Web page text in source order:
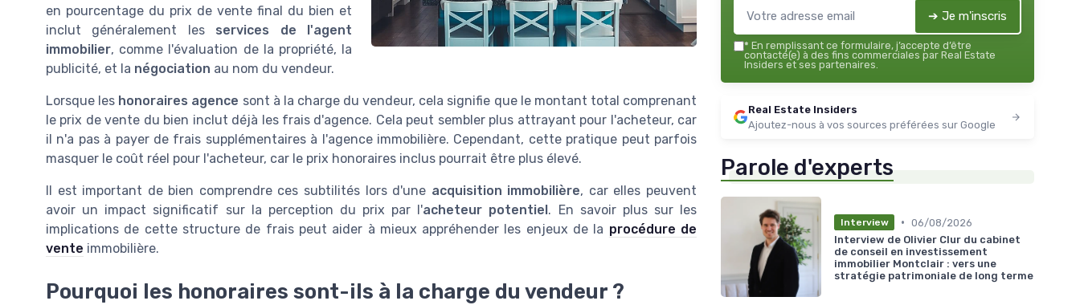
en pourcentage du prix de vente final du bien et
inclut généralement les services de l'agent
immobilier, comme l'évaluation de la propriété, la
publicité, et la négociation au nom du vendeur.
Lorsque les honoraires agence sont à la charge du vendeur, cela signifie que le montant total comprenant
le prix de vente du bien inclut déjà les frais d'agence. Cela peut sembler plus attrayant pour l'acheteur, car
il n'a pas à payer de frais supplémentaires à l'agence immobilière. Cependant, cette pratique peut parfois
masquer le coût réel pour l'acheteur, car le prix honoraires inclus pourrait être plus élevé.
Il est important de bien comprendre ces subtilités lors d'une acquisition immobilière, car elles peuvent
avoir un impact significatif sur la perception du prix par l'acheteur potentiel. En savoir plus sur les
implications de cette structure de frais peut aider à mieux appréhender les enjeux de la procédure de
vente immobilière.
Pourquoi les honoraires sont-ils à la charge du vendeur ?
➔ Je m'inscris
* En remplissant ce formulaire, j’accepte d’être
contacté(e) à des fins commerciales par Real Estate
Insiders et ses partenaires.
Real Estate Insiders
Ajoutez-nous à vos sources préférées sur Google
Parole d'experts
Interview • 06/08/2026
Interview de Olivier Clur du cabinet
de conseil en investissement
immobilier Montclair : vers une
stratégie patrimoniale de long terme